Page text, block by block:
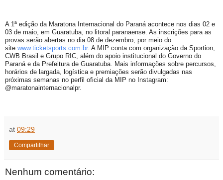
A 1ª edição da Maratona Internacional do Paraná acontece nos dias 02 e
03 de maio, em Guaratuba, no litoral paranaense. As inscrições para as
provas serão abertas no dia 08 de dezembro, por meio do
site www.ticketsports.com.br. A MIP conta com organização da Sportion,
CWB Brasil e Grupo RIC, além do apoio institucional do Governo do
Paraná e da Prefeitura de Guaratuba. Mais informações sobre percursos,
horários de largada, logística e premiações serão divulgadas nas
próximas semanas no perfil oficial da MIP no Instagram:
@maratonainternacionalpr.
at 09:29
Compartilhar
Nenhum comentário: